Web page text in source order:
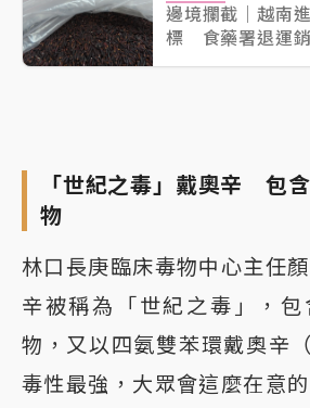
邊境攔截｜越南
標 食藥署退運
「世紀之毒」戴奧辛 包
物
林口長庚臨床毒物中心主任
辛被稱為「世紀之毒」，
物，又以四氨雙苯環戴奧辛
毒性最強，大眾會這麼在意